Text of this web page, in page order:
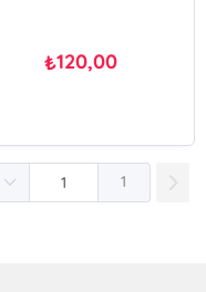
₺120,00
1